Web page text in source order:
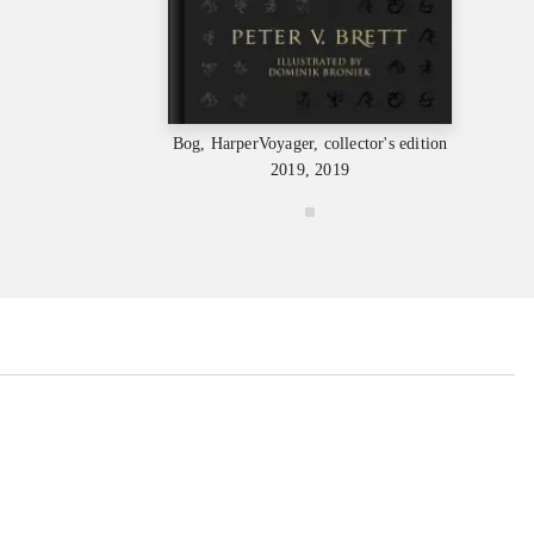
Bog, HarperVoyager, collector's edition
2019, 2019